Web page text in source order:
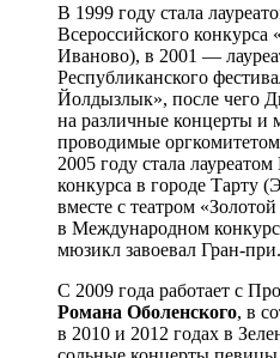
В 1999 году стала
Всероссийского
Иваново), в 2001 —
Республиканского
Йолдызлык», после чего
на различные концерты и
проводимые
2005 году стала
конкурса в городе Тарту
вместе с театром
в Международном
мюзикл завоевал Гран-при.
С 2009 года работает с
Романа Оболенского, в
в 2010 и 2012 годах в